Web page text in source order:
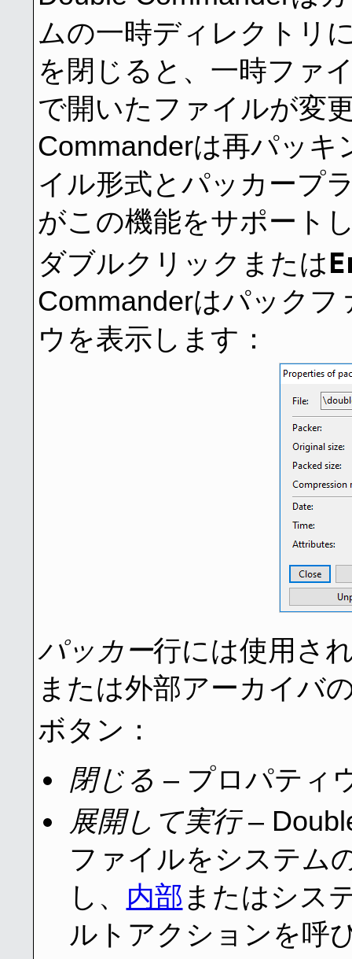
ムの一時ディレクトリ
を閉じると、一時ファ
で開いたファイルが変
Commanderは再パッ
イル形式とパッカープ
がこの機能をサポート
ダブルクリックまたは
Commanderはパック
ウを表示します：
パッカー行には使用さ
または外部アーカイバ
ボタン：
閉じる – プロパティ
展開して実行–
ファイルをシステム
し、 内部 またはシス
ルトアクションを呼